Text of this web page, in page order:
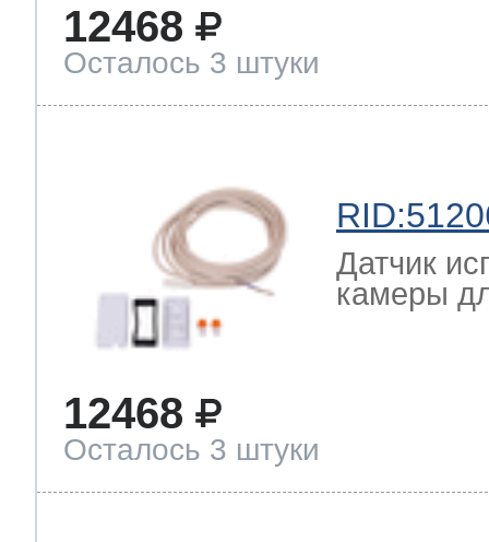
12468
Осталось 3 штуки
Датчик
камеры
12468
Осталось 3 штуки